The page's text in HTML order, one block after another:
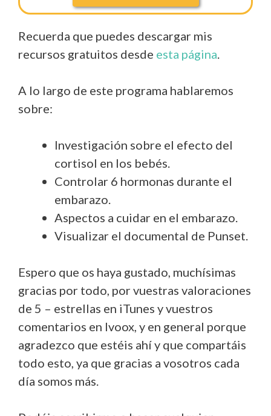
Recuerda que puedes descargar mis
recursos gratuitos desde esta página.
A lo largo de este programa hablaremos
sobre:
Investigación sobre el efecto del
cortisol en los bebés.
Controlar 6 hormonas durante el
embarazo.
Aspectos a cuidar en el embarazo.
Visualizar el documental de Punset.
Espero que os haya gustado, muchísimas
gracias por todo, por vuestras valoraciones
de 5 – estrellas en iTunes y vuestros
comentarios en Ivoox, y en general porque
agradezco que estéis ahí y que compartáis
todo esto, ya que gracias a vosotros cada
día somos más.